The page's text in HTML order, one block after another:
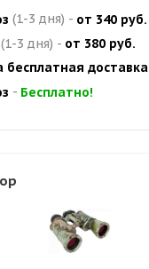
(1-3 дня) - от 340 руб.
(1-3 дня) - от 380 руб.
бесплатная доставка
- Бесплатно!